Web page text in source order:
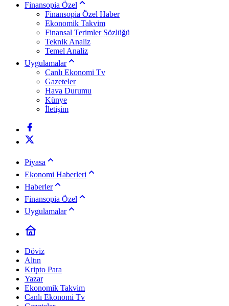
Finansopia Özel
Finansopia Özel Haber
Ekonomik Takvim
Finansal Terimler Sözlüğü
Teknik Analiz
Temel Analiz
Uygulamalar
Canlı Ekonomi Tv
Gazeteler
Hava Durumu
Künye
İletişim
Piyasa
Ekonomi Haberleri
Haberler
Finansopia Özel
Uygulamalar
Döviz
Altın
Kripto Para
Yazar
Ekonomik Takvim
Canlı Ekonomi Tv